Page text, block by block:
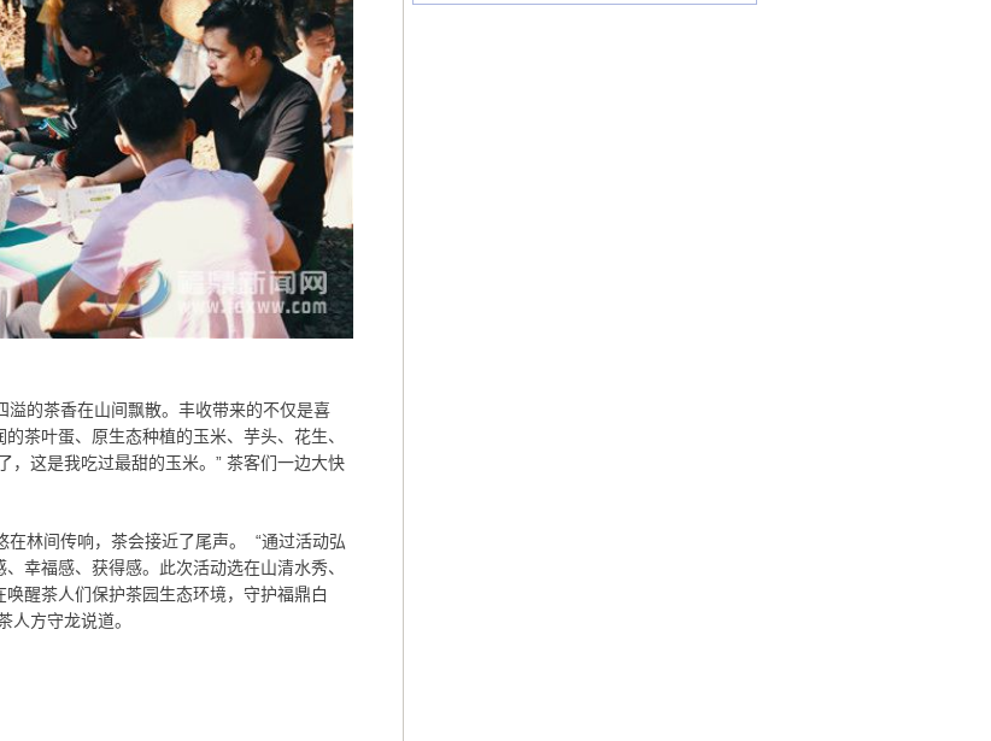
的茶香在山间飘散。丰收带来的不仅是喜
茶叶蛋、原生态种植的玉米、芋头、花生、
这是我吃过最甜的玉米。” 茶客们一边大快
林间传响，茶会接近了尾声。 “通过活动弘
幸福感、获得感。此次活动选在山清水秀、
醒茶人们保护茶园生态环境，守护福鼎白
人方守龙说道。